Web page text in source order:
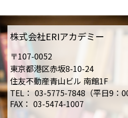
株式会社ERIアカデミー
〒107-0052
東京都港区赤坂8-10-24
住友不動産青山ビル 南館1F
TEL： 03-5775-7848（平日9：
FAX： 03-5474-1007